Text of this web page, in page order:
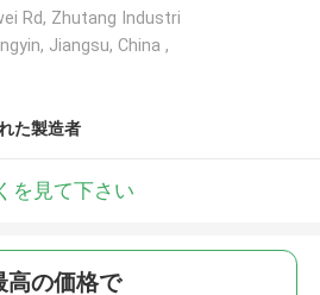
Rd, Zhutang Industri
Jiangsu, China ,
た製造者
を見て下さい
高の価格で